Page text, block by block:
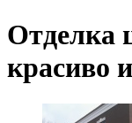
Отделка
красиво